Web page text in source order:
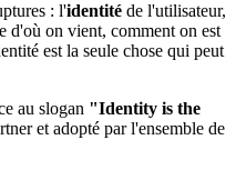
: l'identité de l'utilisateur,
d'où on vient, comment on est
est la seule chose qui peut
au slogan "Identity is the
et adopté par l'ensemble de